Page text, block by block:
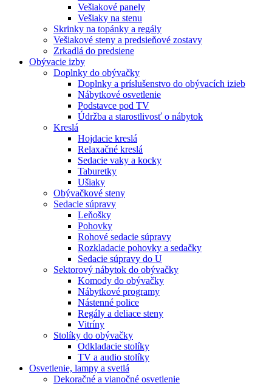
Vešiakové panely
Vešiaky na stenu
Skrinky na topánky a regály
Vešiakové steny a predsieňové zostavy
Zrkadlá do predsiene
Obývacie izby
Doplnky do obývačky
Doplnky a príslušenstvo do obývacích izieb
Nábytkové osvetlenie
Podstavce pod TV
Údržba a starostlivosť o nábytok
Kreslá
Hojdacie kreslá
Relaxačné kreslá
Sedacie vaky a kocky
Taburetky
Ušiaky
Obývačkové steny
Sedacie súpravy
Leňošky
Pohovky
Rohové sedacie súpravy
Rozkladacie pohovky a sedačky
Sedacie súpravy do U
Sektorový nábytok do obývačky
Komody do obývačky
Nábytkové programy
Nástenné police
Regály a deliace steny
Vitríny
Stolíky do obývačky
Odkladacie stolíky
TV a audio stolíky
Osvetlenie, lampy a svetlá
Dekoračné a vianočné osvetlenie